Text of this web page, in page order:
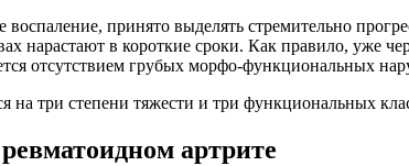
воспаление, принято выделять стремительно
нарастают в короткие сроки. Как правило, уже
отсутствием грубых морфо-функциональных
три степени тяжести и три функциональных
артрите